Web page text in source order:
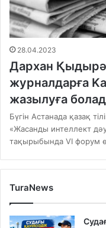
28.04.2023
Дархан
журналдарға
жазылуға
Бүгін Астанада қазақ
«Жасанды интеллект
тақырыбында VI форум
TuraNews